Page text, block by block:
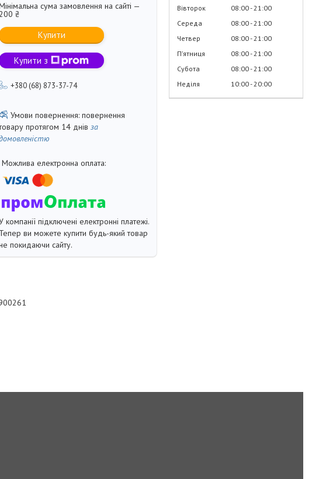
сума замовлення на сайті —
₴
Купити
Купити з
+380 (68) 873-37-74
повернення
протягом 14 днів за
компанії підключені електронні платежі.
Тепер ви можете купити будь-який товар
покидаючи сайту.
Вівторок
08:00 21:00
Середа
08:00 21:00
Четвер
08:00 21:00
Пʼятниця
08:00 21:00
Субота
08:00 21:00
Неділя
10:00 20:00